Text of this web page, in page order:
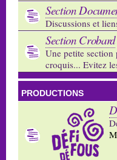
Section
Discussions et
Section Crobard
Une petite section
croquis... Evitez
PRODUCTIONS